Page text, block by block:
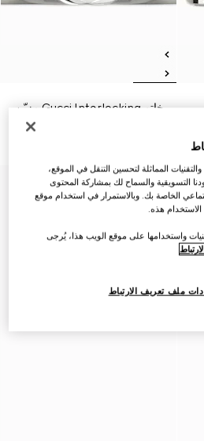
خاتم Gucci Interlocking مزيّن
المماثلة لتحسين التنقل في الموقع،
التسويقية والسماح لك بمشاركة المحتوى
الخاصة بك. وبالاستمرار في استخدام موقع
هذه.
واستخدامها على موقع الويب هذا، يُرجى
ملف تعريف الارتباط